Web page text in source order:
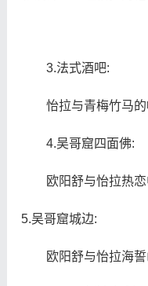
3.法式酒吧:
怡拉与青梅竹马的
4.吴哥窟四面佛:
欧阳舒与怡拉热恋
5.吴哥窟城边:
欧阳舒与怡拉海誓